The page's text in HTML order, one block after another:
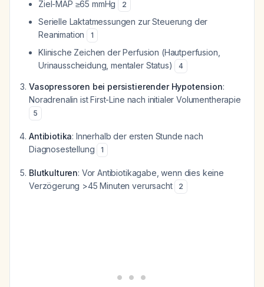
Ziel-MAP ≥65 mmHg 2
Serielle Laktatmessungen zur Steuerung der
Reanimation
1
Klinische Zeichen der Perfusion (Hautperfusion,
Urinausscheidung, mentaler Status)
4
Vasopressoren bei persistierender Hypotension:
Noradrenalin ist First-Line nach initialer Volumentherapie
5
Antibiotika: Innerhalb der ersten Stunde nach
Diagnosestellung
1
Blutkulturen: Vor Antibiotikagabe, wenn dies keine
Verzögerung >45 Minuten verursacht
2